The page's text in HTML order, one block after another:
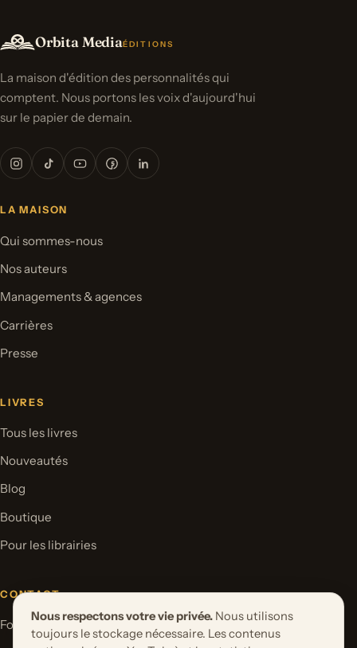
Orbita MediaÉDITIONS
La maison d'édition des personnalités qui
comptent. Nous portons les voix d'aujourd'hui
sur le papier de demain.
LA MAISON
Qui sommes-nous
Nos auteurs
Managements & agences
Carrières
Presse
LIVRES
Tous les livres
Nouveautés
Blog
Boutique
Pour les librairies
CONTACT
Formulaire de contact
Nous respectons votre vie privée. Nous utilisons
toujours le stockage nécessaire. Les contenus